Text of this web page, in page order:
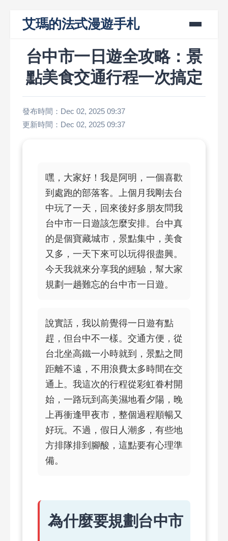
艾瑪的法式漫遊手札
台中市一日遊全攻略：景
點美食交通行程一次搞定
發布時間：Dec 02, 2025 09:37
更新時間：Dec 02, 2025 09:37
嘿，大家好！我是阿明，一個喜歡
到處跑的部落客。上個月我剛去台
中玩了一天，回來後好多朋友問我
台中市一日遊該怎麼安排。台中真
的是個寶藏城市，景點集中，美食
又多，一天下來可以玩得很盡興。
今天我就來分享我的經驗，幫大家
規劃一趟難忘的台中市一日遊。
說實話，我以前覺得一日遊有點
趕，但台中不一樣。交通方便，從
台北坐高鐵一小時就到，景點之間
距離不遠，不用浪費太多時間在交
通上。我這次的行程從彩虹眷村開
始，一路玩到高美濕地看夕陽，晚
上再衝逢甲夜市，整個過程順暢又
好玩。不過，假日人潮多，有些地
方排隊排到腳酸，這點要有心理準
備。
為什麼要規劃台中市